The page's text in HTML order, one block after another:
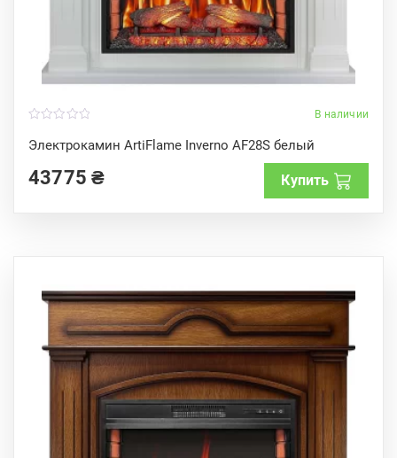
В наличии
Электрокамин ArtiFlame Inverno AF28S белый
o
u
o
f
43775₴ Купить